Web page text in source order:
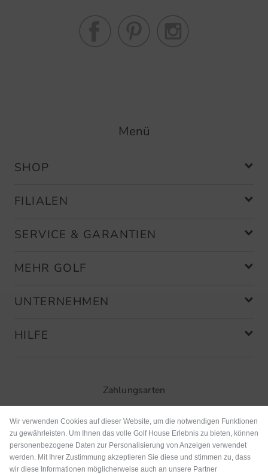
Menü
SHOP
FILIALEN
SERVICE & GARANTIEN
MEHR GOLF
UNTERNEHMEN
HILFE
Zahlungsarten
Wir verwenden Cookies auf dieser Website, um die notwendigen Funktionen
zu gewährleisten. Um Ihnen das volle Golf House Erlebnis zu bieten, können
personenbezogene Daten zur Personalisierung von Anzeigen verwendet
werden. Mit Ihrer Zustimmung akzeptieren Sie diese und stimmen zu, dass
wir diese Informationen möglicherweise auch an unsere Partner